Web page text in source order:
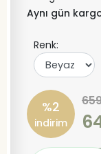
Aynı gün
Renk:
%2
indirim